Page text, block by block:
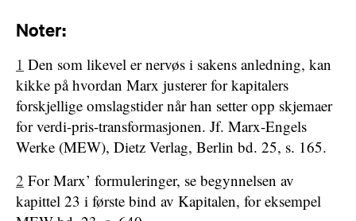
Noter:
1 Den som likevel er nervøs i sakens anledning, kan
kikke på hvordan Marx justerer for kapitalers
forskjellige omslagstider når han setter opp skjemaer
for verdi-pris-transformasjonen. Jf. Marx-Engels
Werke (MEW), Dietz Verlag, Berlin bd. 25, s. 165.
2 For Marx’ formuleringer, se begynnelsen av
kapittel 23 i første bind av Kapitalen, for eksempel